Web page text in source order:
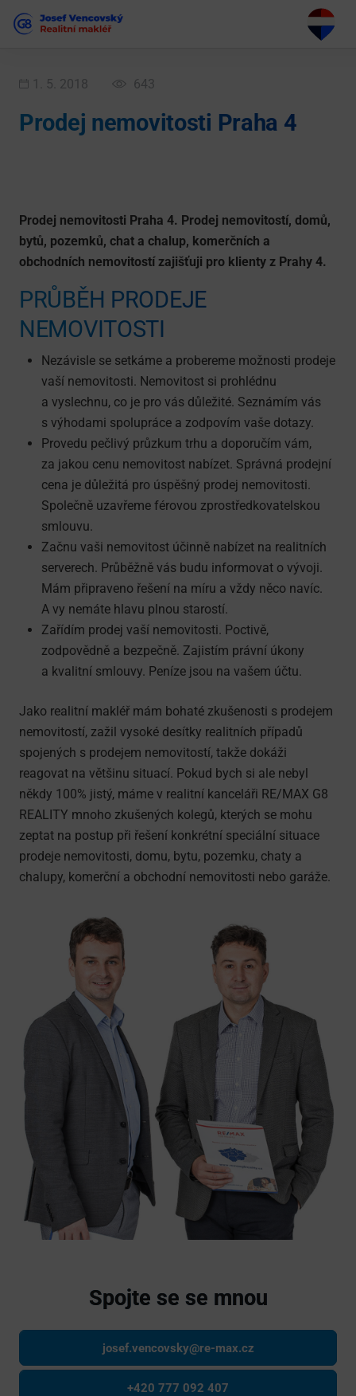
1. 5. 2018 643
Prodej nemovitosti Praha 4
Prodej nemovitosti Praha 4. Prodej nemovitostí, domů,
bytů, pozemků, chat a chalup, komerčních a
obchodních nemovitostí zajišťuji pro klienty z Prahy 4.
PRŮBĚH PRODEJE
NEMOVITOSTI
Nezávisle se setkáme a probereme možnosti prodeje
vaší nemovitosti. Nemovitost si prohlédnu
a vyslechnu, co je pro vás důležité. Seznámím vás
s výhodami spolupráce a zodpovím vaše dotazy.
Provedu pečlivý průzkum trhu a doporučím vám,
za jakou cenu nemovitost nabízet. Správná prodejní
cena je důležitá pro úspěšný prodej nemovitosti.
Společně uzavřeme férovou zprostředkova­telskou
smlouvu.
Začnu vaši nemovitost účinně nabízet na realitních
serverech. Průběžně vás budu informovat o vývoji.
Mám připraveno řešení na míru a vždy něco navíc.
A vy nemáte hlavu plnou starostí.
Zařídím prodej vaší nemovitosti. Poctivě,
zodpovědně a bezpečně. Zajistím právní úkony
a kvalitní smlouvy. Peníze jsou na vašem účtu.
Jako realitní makléř mám bohaté zkušenosti s prodejem
nemovitostí, zažil vysoké desítky realitních případů
spojených s prodejem nemovitostí, takže dokáži
reagovat na většinu situací. Pokud bych si ale nebyl
někdy 100% jistý, máme v realitní kanceláři RE/MAX G8
REALITY mnoho zkušených kolegů, kterých se mohu
zeptat na postup při řešení konkrétní speciální situace
prodeje nemovitosti, domu, bytu, pozemku, chaty a
chalupy, komerční a obchodní nemovitosti nebo garáže.
Spojte se se mnou
josef.vencovsky@re-max.cz
+420 777 092 407